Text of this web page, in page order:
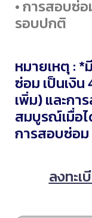
• การสอบซ่
รอบปกติ
หมายเหตุ :
ซ่อม เป็นเงิ
เพิ่ม) และกา
สมบูรณ์เมื่อไ
การสอบซ่อม
ลงทะ